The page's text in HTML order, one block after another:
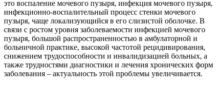
это воспаление мочевого пузыря, инфекция мочевого пузыря,
инфекционно-воспалительный процесс стенки мочевого
пузыря, чаще локализующийся в его слизистой оболочке. В
связи с ростом уровня заболеваемости инфекцией мочевого
пузыря, большой распространенностью в амбулаторной и
больничной практике, высокой частотой рецидивирования,
снижением трудоспособности и инвалидизацией больных, а
также трудностями диагностики и лечения хронических форм
заболевания – актуальность этой проблемы увеличивается.